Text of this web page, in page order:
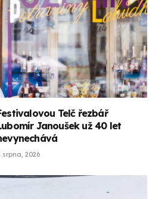
Telč řezbář
Janoušek už 40 let
srpna, 2026